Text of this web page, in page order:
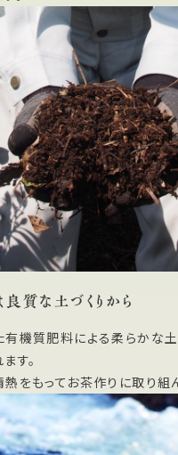
質な土づくりから
機質肥料による柔らかな土
す。
をもってお茶作りに取り組